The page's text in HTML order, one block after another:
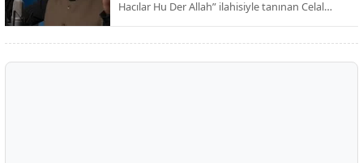
Hacılar Hu Der Allah” ilahisiyle tanınan Celal